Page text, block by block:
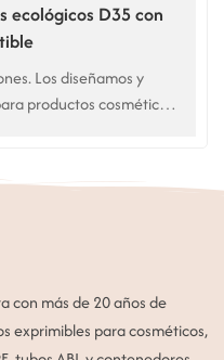
ecológicos D35 con
Los diseñamos y
productos cosméticos
con más de 20 años de
exprimibles para cosméticos,